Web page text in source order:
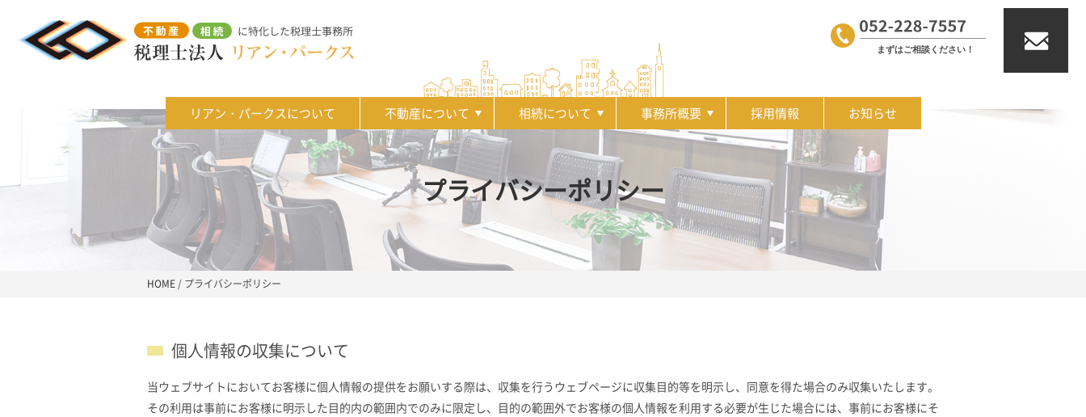
リアン・パークスについて 不動産について 相続について 事務所概要 採用情報 お知らせ
プライバシーポリシー
HOME / プライバシーポリシー
個人情報の収集について
当ウェブサイトにおいてお客様に個人情報の提供をお願いする際は、収集を行うウェブページに収集目的等を明示し、同意を得た場合のみ収集いたします。
その利用は事前にお客様に明示した目的内の範囲内でのみに限定し、目的の範囲外でお客様の個人情報を利用する必要が生じた場合には、事前にお客様にそ